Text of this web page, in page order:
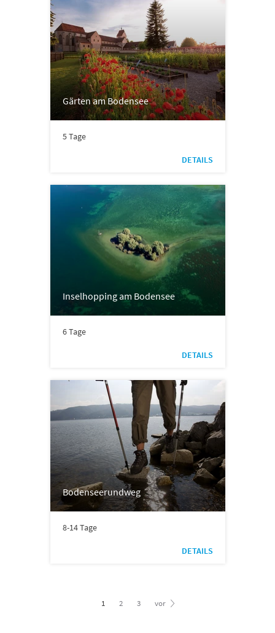
Gärten am Bodensee
5 Tage
DETAILS
Inselhopping am Bodensee
6 Tage
DETAILS
Bodenseerundweg
8-14 Tage
DETAILS
1 2 3 vor